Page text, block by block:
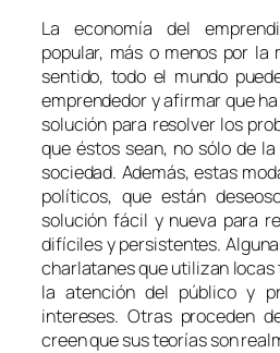
La economía del
popular, más o menos por la
sentido, todo el mundo
emprendedor y afirmar que
solución para resolver los
que éstos sean, no sólo de
sociedad. Además, estas
políticos, que están
solución fácil y nueva para
difíciles y persistentes.
charlatanes que utilizan
la atención del público y
intereses. Otras proceden
creen que sus teorías son